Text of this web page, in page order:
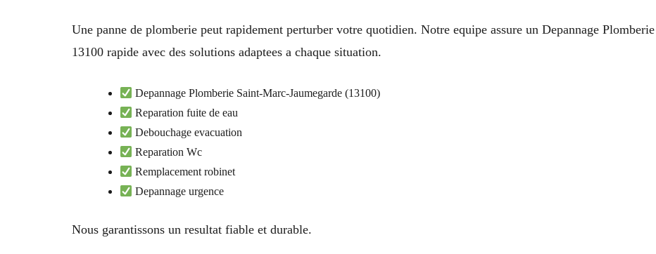
Une panne de plomberie peut rapidement perturber votre quotidien. Notre equipe assure un Depannage
13100 rapide avec des solutions adaptees a chaque situation.
Depannage Plomberie Saint-Marc-Jaumegarde (13100)
Reparation fuite de eau
Debouchage evacuation
Reparation Wc
Remplacement robinet
Depannage urgence
Nous garantissons un resultat fiable et durable.